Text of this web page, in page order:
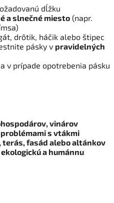
dĺžku
a slnečné miesto (napr.
drôtik, háčik alebo štipec
pásky v pravidelných
a v prípade opotrebenia pásku
vinárov
s vtákmi
fasád alebo altánkov
ekologickú a humánnu